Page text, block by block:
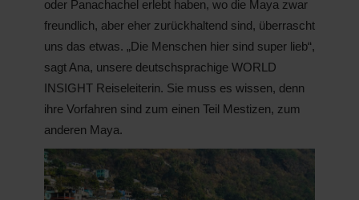
oder Panachachel erlebt haben, wo die Maya zwar
freundlich, aber eher zurückhaltend sind, überrascht
uns das etwas. „Die Menschen hier sind super lieb“,
sagt Ana, unsere deutschsprachige WORLD
INSIGHT Reiseleiterin. Sie muss es wissen, denn
ihre Vorfahren sind zum einen Teil Mestizen, zum
anderen Maya.